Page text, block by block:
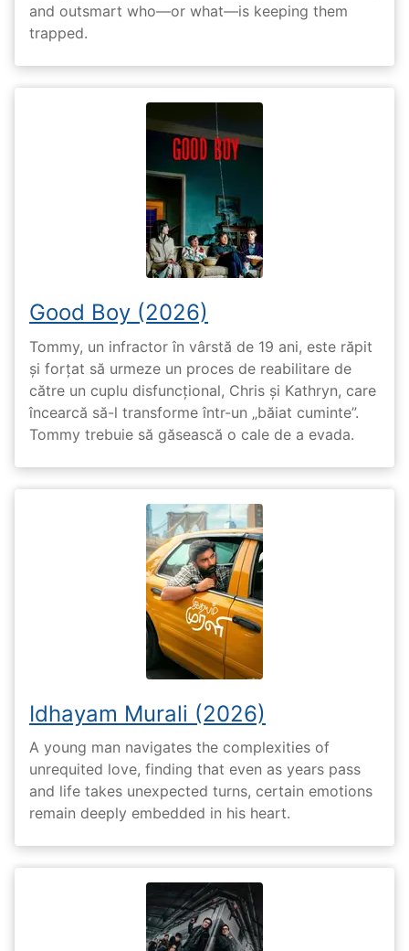
and outsmart who—or what—is keeping them
trapped.
Good Boy (2026)
Tommy, un infractor în vârstă de 19 ani, este răpit
și forțat să urmeze un proces de reabilitare de
către un cuplu disfuncțional, Chris și Kathryn, care
încearcă să-l transforme într-un „băiat cuminte”.
Tommy trebuie să găsească o cale de a evada.
Idhayam Murali (2026)
A young man navigates the complexities of
unrequited love, finding that even as years pass
and life takes unexpected turns, certain emotions
remain deeply embedded in his heart.